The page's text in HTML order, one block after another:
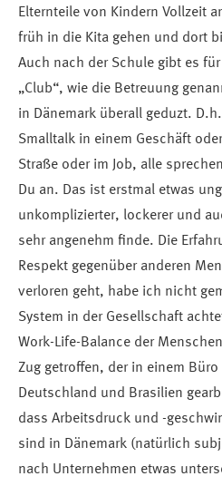
Elternteile von Kindern Vollzeit
früh in die Kita gehen und dort
Auch nach der Schule gibt es
„Club“, wie die Betreuung
in Dänemark überall geduzt.
Smalltalk in einem Geschäft
Straße oder im Job, alle
Du an. Das ist erstmal etwas
unkomplizierter, lockerer und
sehr angenehm finde. Die
Respekt gegenüber anderen
verloren geht, habe ich nicht
System in der Gesellschaft
Work-Life-Balance der
Zug getroffen, der in einem
Deutschland und Brasilien
dass Arbeitsdruck und -
sind in Dänemark (natürlich
nach Unternehmen etwas